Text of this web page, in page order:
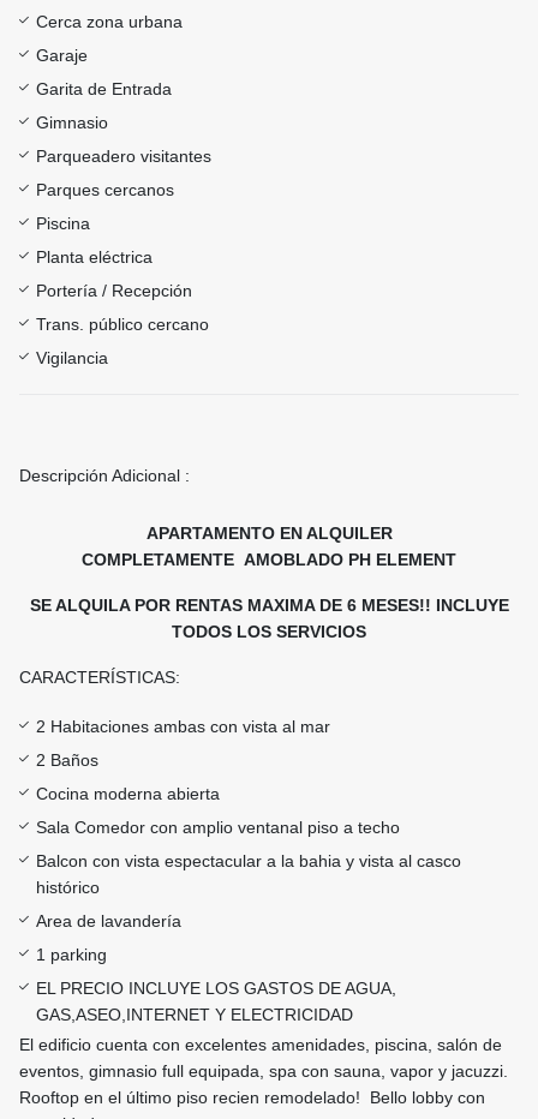
Cerca zona urbana
Garaje
Garita de Entrada
Gimnasio
Parqueadero visitantes
Parques cercanos
Piscina
Planta eléctrica
Portería / Recepción
Trans. público cercano
Vigilancia
Descripción Adicional :
APARTAMENTO EN ALQUILER
COMPLETAMENTE AMOBLADO PH ELEMENT
SE ALQUILA POR RENTAS MAXIMA DE 6 MESES!! INCLUYE
TODOS LOS SERVICIOS
CARACTERÍSTICAS:
2 Habitaciones ambas con vista al mar
2 Baños
Cocina moderna abierta
Sala Comedor con amplio ventanal piso a techo
Balcon con vista espectacular a la bahia y vista al casco
histórico
Area de lavandería
1 parking
EL PRECIO INCLUYE LOS GASTOS DE AGUA,
GAS,ASEO,INTERNET Y ELECTRICIDAD
El edificio cuenta con excelentes amenidades, piscina, salón de
eventos, gimnasio full equipada, spa con sauna, vapor y jacuzzi.
Rooftop en el último piso recien remodelado! Bello lobby con